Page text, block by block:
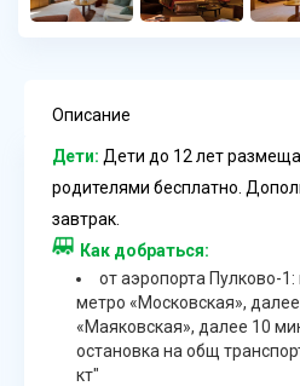
Описание
Дети: Дети до 12 лет
родителями бесплатно.
завтрак.
Как добраться:
от аэропорта Пулково-
метро «Московская»,
«Маяковская», далее 10
остановка на общ
кт"